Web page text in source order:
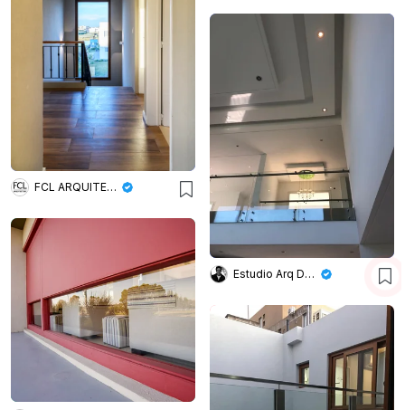
FCL ARQUITECTURA
Estudio Arq Daniel Tarrio